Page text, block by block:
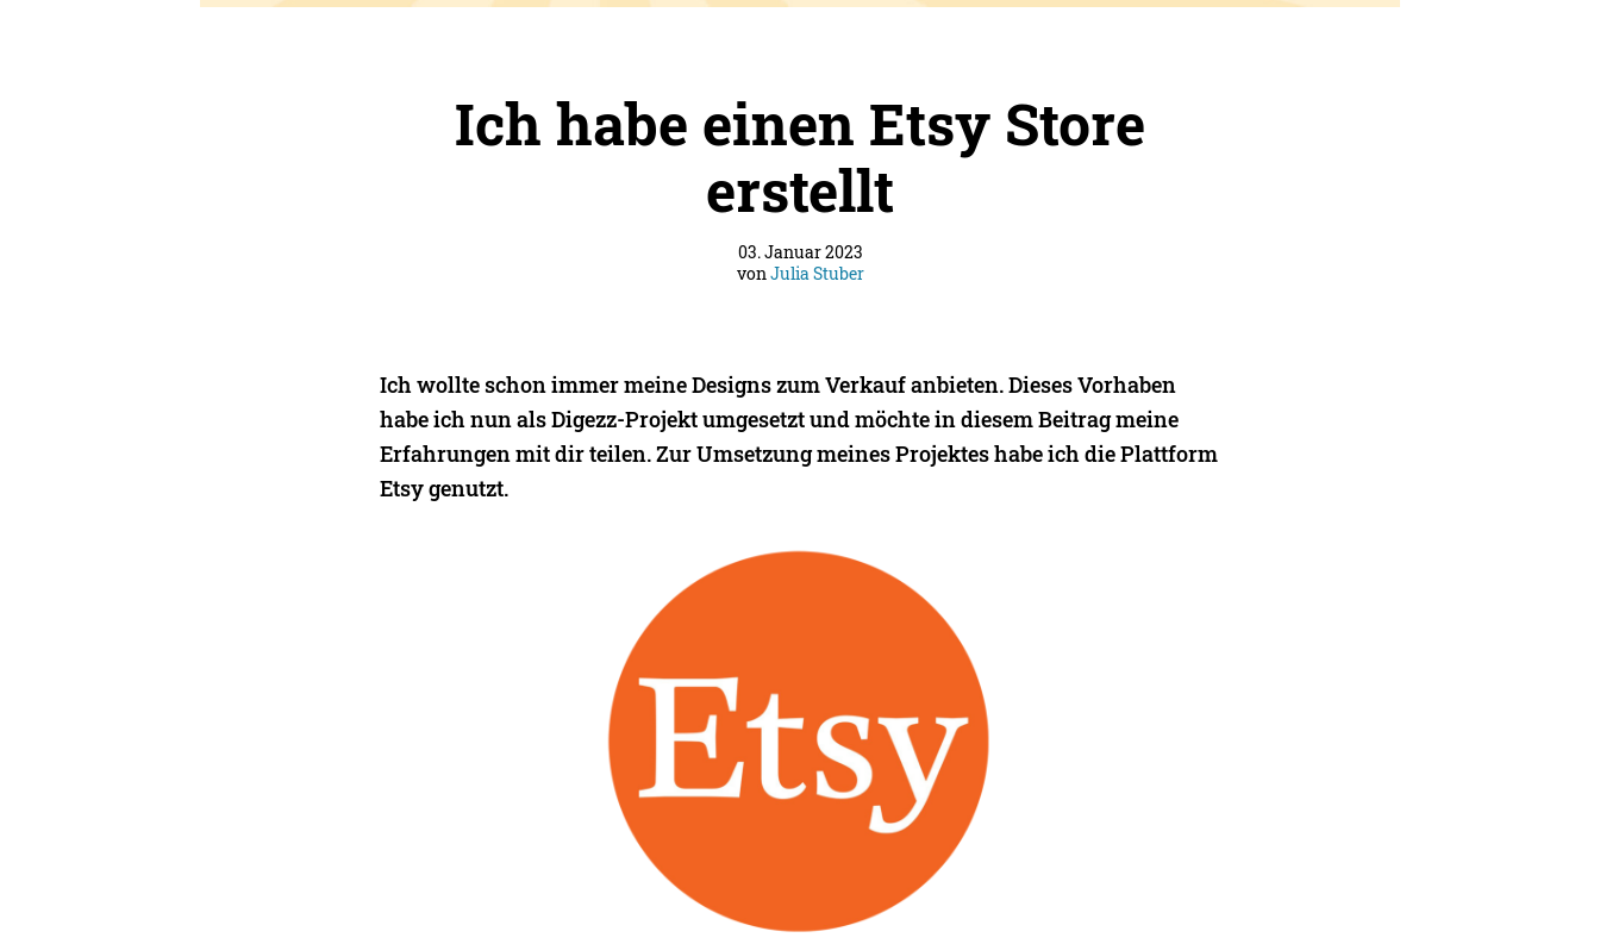
Ich habe einen Etsy Store
erstellt
03. Januar 2023
vonJulia Stuber
Ich wollte schon immer meine Designs zum Verkauf anbieten. Dieses Vorhaben
habe ich nun als Digezz-Projekt umgesetzt und möchte in diesem Beitrag meine
Erfahrungen mit dir teilen. Zur Umsetzung meines Projektes habe ich die Plattform
Etsy genutzt.